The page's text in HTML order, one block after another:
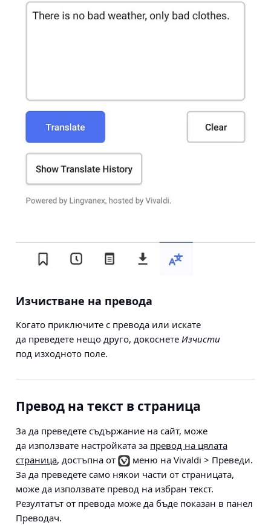
Изчистване на превода
Когато приключите с превода или искате
да преведете нещо друго, докоснете Изчисти
под изходното поле.
Превод на текст в страница
За да преведете съдържание на сайт, може
да използвате настройката за превод на цялата
страница, достъпна от меню на Vivaldi > Преведи.
За да преведете само някои части от страницата,
може да използвате превод на избран текст.
Резултатът от превода може да бъде показан в панел
Преводач.